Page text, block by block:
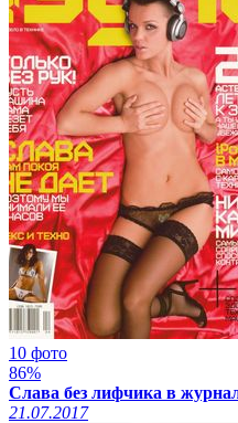
10 фото
86%
Слава без лифчика в
21.07.2017